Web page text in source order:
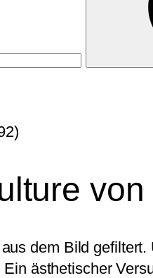
von
dem Bild
ästhetischer